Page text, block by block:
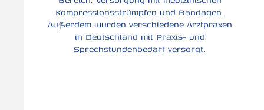
Kompressionsstrümpfen und Bandagen.
Außerdem wurden verschiedene Arztpraxen
in Deutschland mit Praxis- und
Sprechstundenbedarf versorgt.